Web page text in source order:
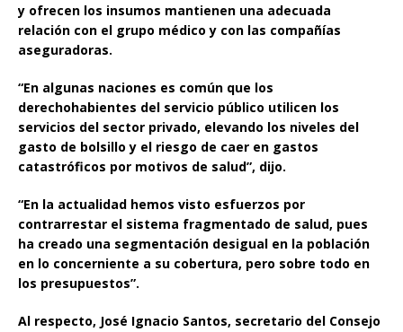
y ofrecen los insumos mantienen una adecuada
relación con el grupo médico y con las compañías
aseguradoras.
“En algunas naciones es común que los
derechohabientes del servicio público utilicen los
servicios del sector privado, elevando los niveles del
gasto de bolsillo y el riesgo de caer en gastos
catastróficos por motivos de salud”, dijo.
“En la actualidad hemos visto esfuerzos por
contrarrestar el sistema fragmentado de salud, pues
ha creado una segmentación desigual en la población
en lo concerniente a su cobertura, pero sobre todo en
los presupuestos”.
Al respecto, José Ignacio Santos, secretario del Consejo